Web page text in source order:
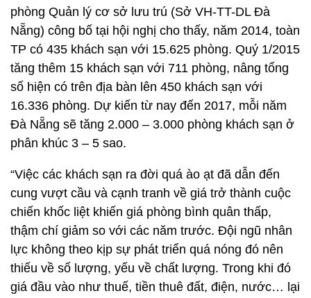
phòng Quản lý cơ sở lưu trú (Sở VH-TT-DL Đà
Nẵng) công bố tại hội nghị cho thấy, năm 2014, toàn
TP có 435 khách sạn với 15.625 phòng. Quý 1/2015
tăng thêm 15 khách sạn với 711 phòng, nâng tổng
số hiện có trên địa bàn lên 450 khách sạn với
16.336 phòng. Dự kiến từ nay đến 2017, mỗi năm
Đà Nẵng sẽ tăng 2.000 – 3.000 phòng khách sạn ở
phân khúc 3 – 5 sao.
“Việc các khách sạn ra đời quá ào ạt đã dẫn đến
cung vượt cầu và cạnh tranh về giá trở thành cuộc
chiến khốc liệt khiến giá phòng bình quân thấp,
thậm chí giảm so với các năm trước. Đội ngũ nhân
lực không theo kịp sự phát triển quá nóng đó nên
thiếu về số lượng, yếu về chất lượng. Trong khi đó
giá đầu vào như thuế, tiền thuê đất, điện, nước… lại